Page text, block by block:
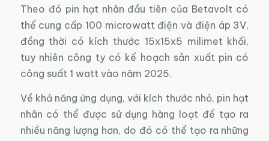
Theo đó pin hạt nhân đầu tiên của Betavolt có
thể cung cấp 100 microwatt điện và điện áp 3V,
đồng thời có kích thước 15x15x5 milimet khối,
tuy nhiên công ty có kế hoạch sản xuất pin có
công suất 1 watt vào năm 2025.
Về khả năng ứng dụng, với kích thước nhỏ, pin hạt
nhân có thể được sử dụng hàng loạt để tạo ra
nhiều năng lượng hơn, do đó có thể tạo ra những